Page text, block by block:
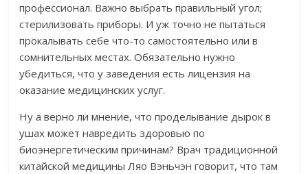
профессионал. Важно выбрать правильный угол;
стерилизовать приборы. И уж точно не пытаться
прокалывать себе что-то самостоятельно или в
сомнительных местах. Обязательно нужно
убедиться, что у заведения есть лицензия на
оказание медицинских услуг.
Ну а верно ли мнение, что проделывание дырок в
ушах может навредить здоровью по
биоэнергетическим причинам? Врач традиционной
китайской медицины Ляо Вэньчэн говорит, что там